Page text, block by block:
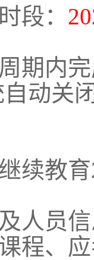
段：
期内
动关
续教
人员
程、